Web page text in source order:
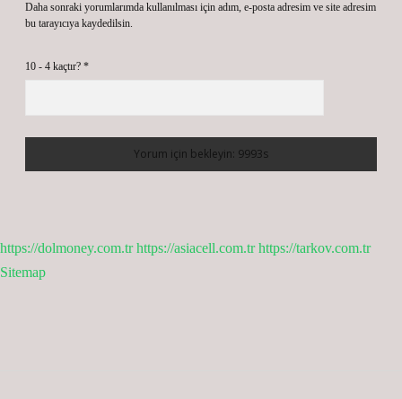
Daha sonraki yorumlarımda kullanılması için adım, e-posta adresim ve site adresim
bu tarayıcıya kaydedilsin.
10 - 4 kaçtır? *
https://dolmoney.com.tr https://asiacell.com.tr https://tarkov.com.tr
Sitemap